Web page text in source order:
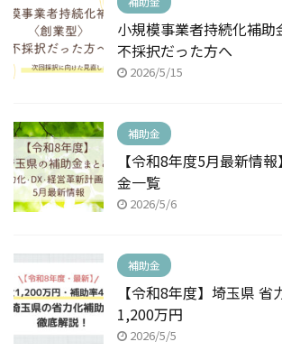
小規模事業者持続化補助
不採択だった方へ
2026/5/15
補助金
【令和8年度5月最新情
金一覧
2026/5/6
補助金
【令和8年度】埼玉県 省
1,200万円
2026/5/5